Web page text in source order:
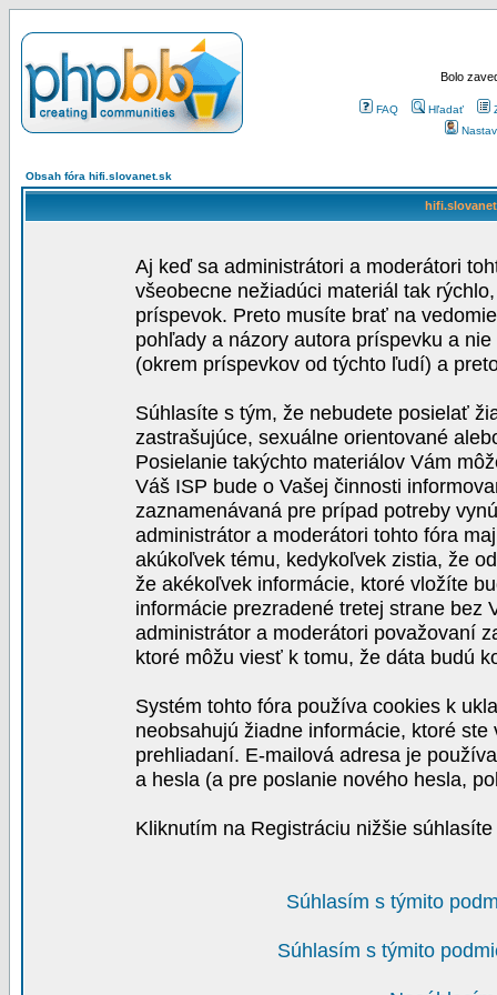
Bolo
FAQ Hľadať
Obsah fóra hifi.slovanet.sk
Aj keď sa administrátori a moderátori
všeobecne nežiadúci materiál tak
príspevok. Preto musíte brať na
pohľady a názory autora príspevku a
(okrem príspevkov od týchto ľudí) a
Súhlasíte s tým, že nebudete posielať
zastrašujúce, sexuálne orientované
Posielanie takýchto materiálov Vám
Váš ISP bude o Vašej činnosti
zaznamenávaná pre prípad potreby
administrátor a moderátori tohto fóra
akúkoľvek tému, kedykoľvek zistia, že
že akékoľvek informácie, ktoré vložíte
informácie prezradené tretej strane bez
administrátor a moderátori považovaní
ktoré môžu viesť k tomu, že dáta budú
Systém tohto fóra používa cookies k
neobsahujú žiadne informácie, ktoré
prehliadaní. E-mailová adresa je
a hesla (a pre poslanie nového hesla,
Kliknutím na Registráciu nižšie
Súhlasím s týmito
Súhlasím s týmito